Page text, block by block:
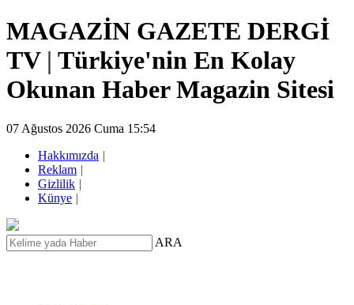
MAGAZİN GAZETE DERGİ
TV | Türkiye'nin En Kolay
Okunan Haber Magazin Sitesi
07 Ağustos 2026 Cuma 15:54
Hakkımızda |
Reklam |
Gizlilik |
Künye |
ARA